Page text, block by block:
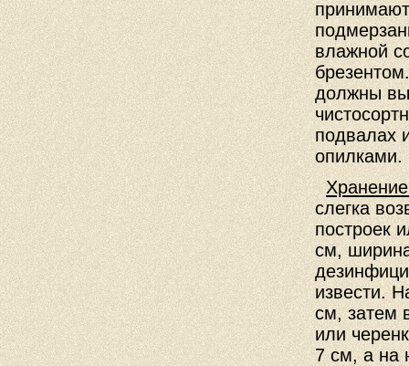
влажной
должны
подвалах
опилками.
слегка
построек
см,
извести.
см, затем
или
7 см, а на